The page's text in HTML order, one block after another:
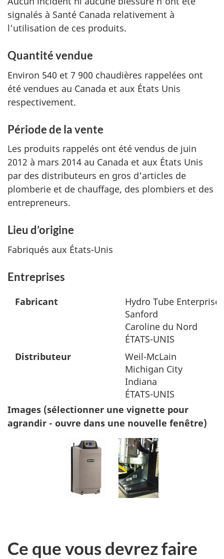
signalés à Santé Canada relativement à
l'utilisation de ces produits.
Quantité vendue
Environ 540 et 7 900 chaudières rappelées ont
été vendues au Canada et aux États Unis
respectivement.
Période de la vente
Les produits rappelés ont été vendus de juin
2012 à mars 2014 au Canada et aux États Unis
par des distributeurs en gros d'articles de
plomberie et de chauffage, des plombiers et des
entrepreneurs.
Lieu d’origine
Fabriqués aux États-Unis
Entreprises
Fabricant
Hydro Tube
Sanford
Caroline du Nord
ÉTATS-UNIS
Distributeur
Weil-McLain
Michigan City
Indiana
ÉTATS-UNIS
Images (sélectionner une vignette pour
agrandir - ouvre dans une nouvelle fenêtre)
Ce que vous devrez faire